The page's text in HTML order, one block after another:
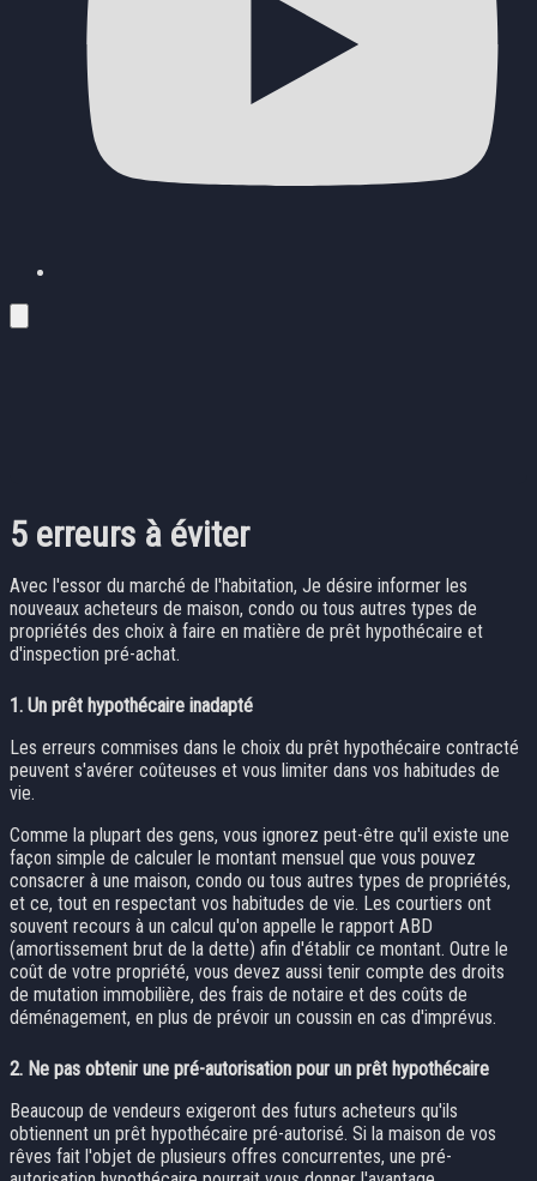
5 erreurs à éviter
Avec l'essor du marché de l'habitation, Je désire informer les
nouveaux acheteurs de maison, condo ou tous autres types de
propriétés des choix à faire en matière de prêt hypothécaire et
d'inspection pré-achat.
1. Un prêt hypothécaire inadapté
Les erreurs commises dans le choix du prêt hypothécaire contracté
peuvent s'avérer coûteuses et vous limiter dans vos habitudes de
vie.
Comme la plupart des gens, vous ignorez peut-être qu'il existe une
façon simple de calculer le montant mensuel que vous pouvez
consacrer à une maison, condo ou tous autres types de propriétés,
et ce, tout en respectant vos habitudes de vie. Les courtiers ont
souvent recours à un calcul qu'on appelle le rapport ABD
(amortissement brut de la dette) afin d'établir ce montant. Outre le
coût de votre propriété, vous devez aussi tenir compte des droits
de mutation immobilière, des frais de notaire et des coûts de
déménagement, en plus de prévoir un coussin en cas d'imprévus.
2. Ne pas obtenir une pré-autorisation pour un prêt hypothécaire
Beaucoup de vendeurs exigeront des futurs acheteurs qu'ils
obtiennent un prêt hypothécaire pré-autorisé. Si la maison de vos
rêves fait l'objet de plusieurs offres concurrentes, une pré-